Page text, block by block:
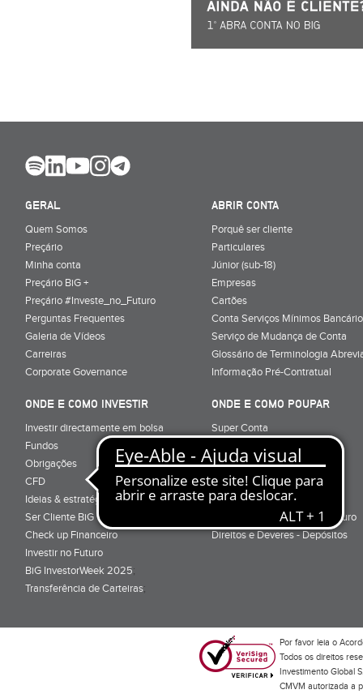
GERAL
Quem Somos
Preçário
Minha conta
Preçário BiG +
Preçário #Investe_no_Futuro
Perguntas Frequentes
Galeria de Vídeos
Carreiras
Corporate Governance
ABRIR CONTA
Porquê ser cliente
Particulares
Júnior (sub-18)
Empresas
Cartões
Conta Serviços Mínimos
Serviço de Mudança de Conta
Glossário de Terminologia
Informação Pré-Contratual
ONDE E COMO INVESTIR
Investir directamente em bolsa
Fundos
Obrigações
CFD
Ideias & estratégias para investir
Ser Cliente BiG
Check up Financeiro
Investir no Futuro
BiG InvestorWeek 2025;
Transferência de Carteiras;
ONDE E COMO POUPAR
Super Conta
Renda Mensal
Depósitos a Prazo
Super Depósito
Conta Poupança BiG Aforro
Certificados de Aforro e Tesouro
Direitos e Deveres - Depósitos
Por favor leia o
Todos os direitos
Investimento Global
CMVM autorizada a